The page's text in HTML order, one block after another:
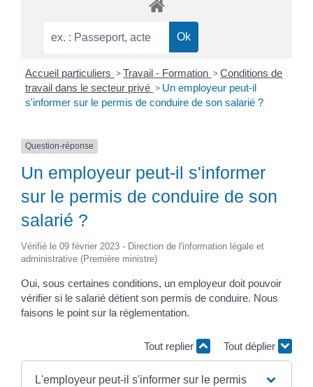
Accueil particuliers > Travail - Formation > Conditions de
travail dans le secteur privé > Un employeur peut-il
s'informer sur le permis de conduire de son salarié ?
Question-réponse
Un employeur peut-il s'informer
sur le permis de conduire de son
salarié ?
Vérifié le 09 février 2023 - Direction de l'information légale et
administrative (Première ministre)
Oui, sous certaines conditions, un employeur doit pouvoir
vérifier si le salarié détient son permis de conduire. Nous
faisons le point sur la réglementation.
Tout replier Tout déplier
L'employeur peut-il s'informer sur le permis